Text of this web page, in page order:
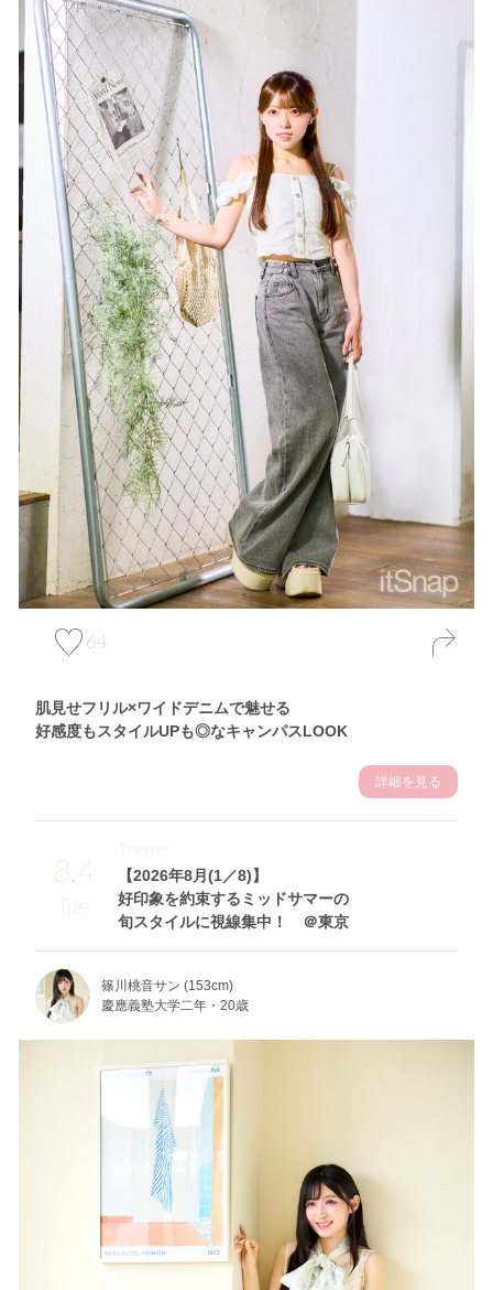
64
肌見せフリル×ワイドデニムで魅せる
好感度もスタイルUPも◎なキャンパスLOOK
詳細を見る
8.4
Tue
【2026年8月(1／8)】
好印象を約束するミッドサマーの
旬スタイルに視線集中！ ＠東京
Theme
篠川桃音サン (153cm)
慶應義塾大学二年・20歳